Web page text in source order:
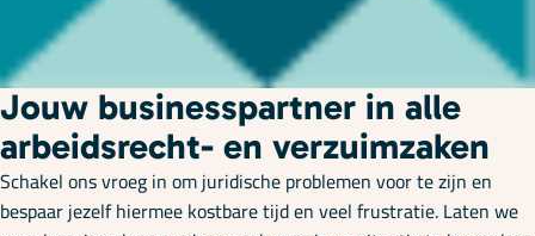
Jouw businesspartner in alle
arbeidsrecht- en verzuimzaken
Schakel ons vroeg in om juridische problemen voor te zijn en
bespaar jezelf hiermee kostbare tijd en veel frustratie. Laten we